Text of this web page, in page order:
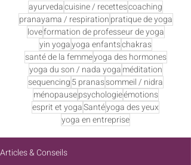
ayurvedacuisine / recettescoaching
pranayama / respirationpratique de yoga
loveformation de professeur de yoga
yin yogayoga enfantschakras
santé de la femmeyoga des hormones
yoga du son / nada yogaméditation
sequencing5 pranassommeil / nidra
ménopausepsychologieémotions
esprit et yogaSantéyoga des yeux
yoga en entreprise
Articles & Conseils